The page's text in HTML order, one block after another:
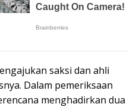
saksi dan ahli
Dalam pemeriksaan
menghadirkan dua